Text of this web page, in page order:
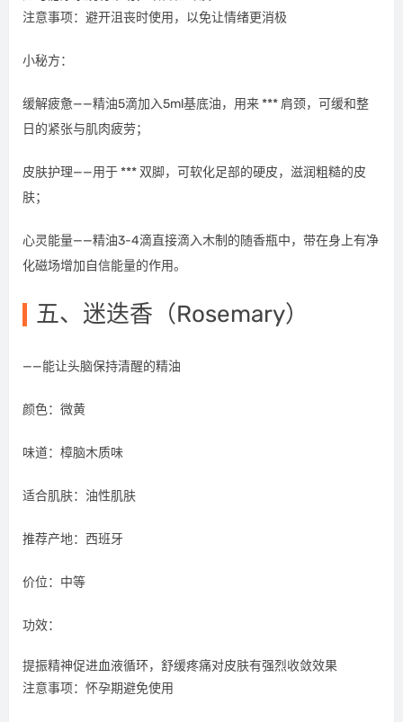
注意事项：避开沮丧时使用，以免让情绪更消极
小秘方：
缓解疲惫——精油5滴加入5ml基底油，用来 *** 肩颈，可缓和整
日的紧张与肌肉疲劳；
皮肤护理——用于 *** 双脚，可软化足部的硬皮，滋润粗糙的皮
肤；
心灵能量——精油3-4滴直接滴入木制的随香瓶中，带在身上有净
化磁场增加自信能量的作用。
五、迷迭香（Rosemary）
——能让头脑保持清醒的精油
颜色：微黄
味道：樟脑木质味
适合肌肤：油性肌肤
推荐产地：西班牙
价位：中等
功效：
提振精神促进血液循环，舒缓疼痛对皮肤有强烈收敛效果
注意事项：怀孕期避免使用